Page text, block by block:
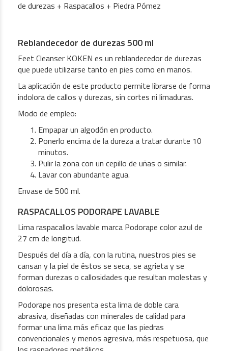
de durezas + Raspacallos + Piedra Pómez
Reblandecedor de durezas 500 ml
Feet Cleanser KOKEN es un reblandecedor de durezas
que puede utilizarse tanto en pies como en manos.
La aplicación de este producto permite librarse de forma
indolora de callos y durezas, sin cortes ni limaduras.
Modo de empleo:
Empapar un algodón en producto.
Ponerlo encima de la dureza a tratar durante 10
minutos.
Pulir la zona con un cepillo de uñas o similar.
Lavar con abundante agua.
Envase de 500 ml.
RASPACALLOS PODORAPE LAVABLE
Lima raspacallos lavable marca Podorape color azul de
27 cm de longitud.
Después del día a día, con la rutina, nuestros pies se
cansan y la piel de éstos se seca, se agrieta y se
forman durezas o callosidades que resultan molestas y
dolorosas.
Podorape nos presenta esta lima de doble cara
abrasiva, diseñadas con minerales de calidad para
formar una lima más eficaz que las piedras
convencionales y menos agresiva, más respetuosa, que